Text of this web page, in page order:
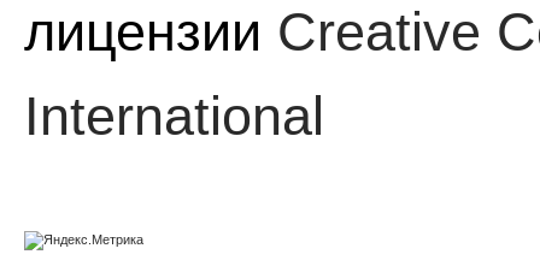
лицензии Creative
International